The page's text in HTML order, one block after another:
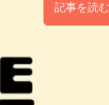
記事を読む